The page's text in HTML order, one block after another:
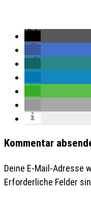
Kommentar
Deine E-Mail-Adresse
Erforderliche Felder